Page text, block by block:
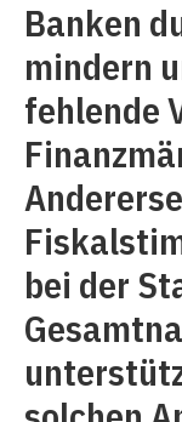
Banken
mindern
fehlende
bei der